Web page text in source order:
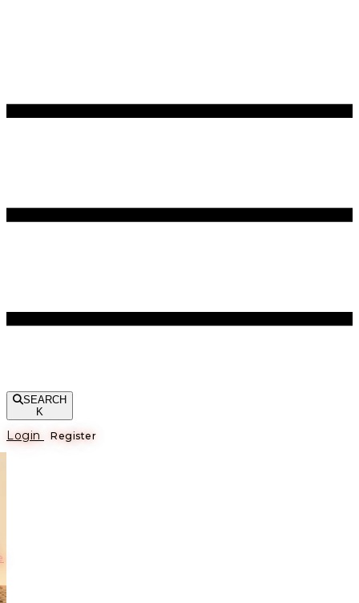
SEARCH
K
Login Register